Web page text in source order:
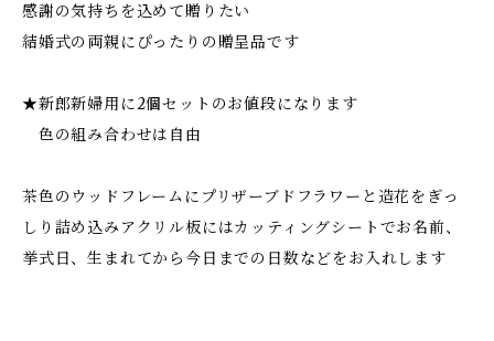
感謝の気持ちを込めて贈りたい
結婚式の両親にぴったりの贈呈品です
★新郎新婦用に2個セットのお値段になります
色の組み合わせは自由
茶色のウッドフレームにプリザーブドフラワーと造花をぎっ
しり詰め込みアクリル板にはカッティングシートでお名前、
挙式日、生まれてから今日までの日数などをお入れします